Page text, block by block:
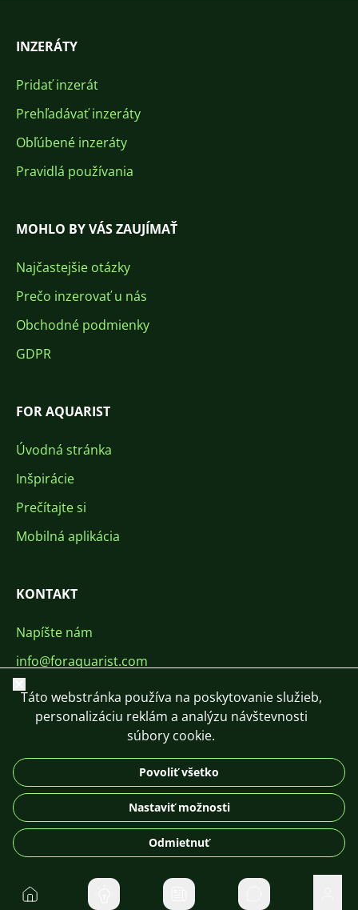
INZERÁTY
Pridať inzerát
Prehľadávať inzeráty
Obľúbené inzeráty
Pravidlá používania
MOHLO BY VÁS ZAUJÍMAŤ
Najčastejšie otázky
Prečo inzerovať u nás
Obchodné podmienky
GDPR
FOR AQUARIST
Úvodná stránka
Inšpirácie
Prečítajte si
Mobilná aplikácia
KONTAKT
Napíšte nám
info@foraquarist.com
+420 603 449 602
DE
© 2026 For Aquarist
Domov Súkromné správy
Zavrieť
Táto webstránka používa na poskytovanie služieb,
personalizáciu reklám a analýzu návštevnosti
súbory cookie.
Povoliť všetko
Nastaviť možnosti
Odmietnuť